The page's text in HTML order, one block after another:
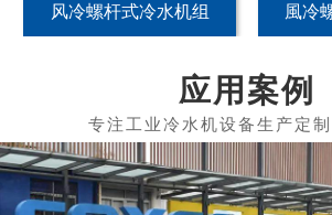
风冷螺杆式冷水机组 風冷
应用案例